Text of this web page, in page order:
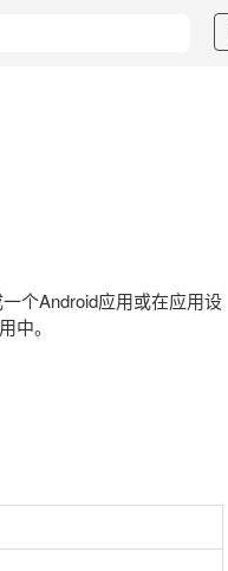
个Android应用或在应用设
中。